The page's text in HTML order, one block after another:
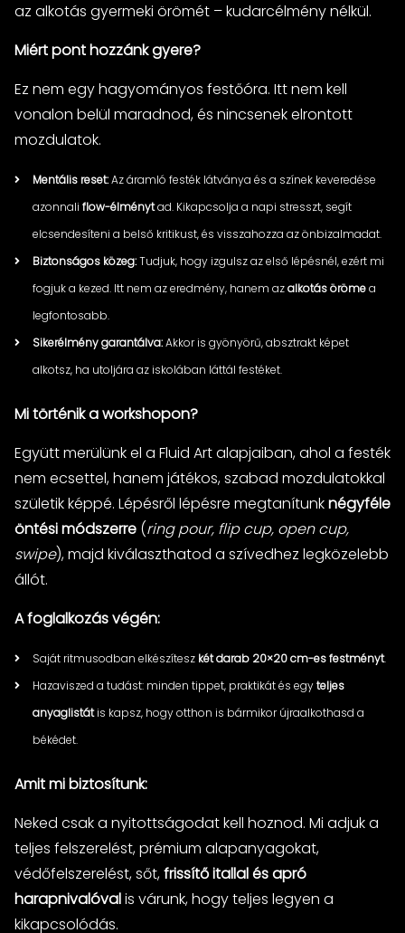
az alkotás gyermeki örömét – kudarcélmény nélkül.
Miért pont hozzánk gyere?
Ez nem egy hagyományos festőóra. Itt nem kell
vonalon belül maradnod, és nincsenek elrontott
mozdulatok.
Mentális reset:Az áramló festék látványa és a színek keveredése
azonnali flow-élménytad. Kikapcsolja a napi stresszt, segít
elcsendesíteni a belső kritikust, és visszahozza az önbizalmadat.
Biztonságos közeg:Tudjuk, hogy izgulsz az első lépésnél, ezért mi
fogjuk a kezed. Itt nem az eredmény, hanem azalkotás örömea
legfontosabb.
Sikerélmény garantálva:Akkor is gyönyörű, absztrakt képet
alkotsz, ha utoljára az iskolában láttál festéket.
Mi történik a workshopon?
Együtt merülünk el a Fluid Art alapjaiban, ahol a festék
nem ecsettel, hanem játékos, szabad mozdulatokkal
születik képpé. Lépésről lépésre megtanítunknégyféle
öntési módszerre (ring pour, flip cup, open cup,
swipe), majd kiválaszthatod a szívedhez legközelebb
állót.
A foglalkozás végén:
Saját ritmusodban elkészítesz két darab 20×20 cm-es festményt.
Hazaviszed a tudást: minden tippet, praktikát és egyteljes
anyaglistátis kapsz, hogy otthon is bármikor újraalkothasd a
békédet.
Amit mi biztosítunk:
Neked csak a nyitottságodat kell hoznod. Mi adjuk a
teljes felszerelést, prémium alapanyagokat,
védőfelszerelést, sőt,frissítő itallal és apró
harapnivalóvalis várunk, hogy teljes legyen a
kikapcsolódás.